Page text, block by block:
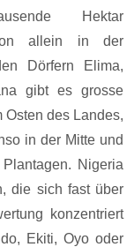
Hektar
allein in der
Dörfern Elima,
gibt es grosse
des Landes,
in der Mitte und
Nigeria
die sich fast über
konzentriert
Ekiti, Oyo oder